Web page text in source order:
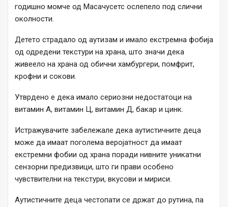
годишно момче од Масачусетс ослепело под слични
околности.
Детето страдало од аутизам и имало екстремна фобија
од одредени текстури на храна, што значи дека
живеело на храна од обични хамбургери, помфрит,
крофни и сокови.
Утврдено е дека имало сериозни недостатоци на
витамин А, витамин Ц, витамин Д, бакар и цинк.
Истражувачите забележале дека аутистичните деца
може да имаат поголема веројатност да имаат
екстремни фобии од храна поради нивните уникатни
сензорни предизвици, што ги прави особено
чувствителни на текстури, вкусови и мириси.
Аутистичните деца честопати се држат до рутина, па